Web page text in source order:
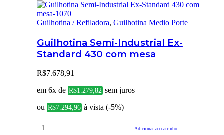
Guilhotina / Refiladora, Guilhotina Medio Porte
Guilhotina Semi-Industrial Ex-
Standard 430 com mesa
R$7.678,91
em 6x de R$1.279,82 sem juros
ou R$7.294,96 à vista (-5%)
Adicionar ao carrinho